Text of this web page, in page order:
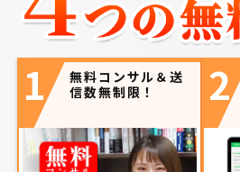
1
無料コンサル＆送
信数無制限！
2